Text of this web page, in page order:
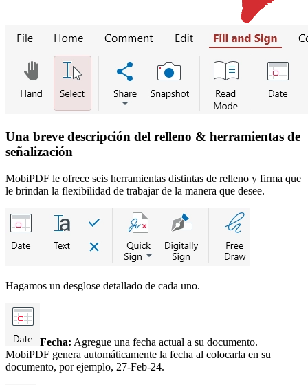
Una breve descripción del relleno & herramientas de
señalización
MobiPDF le ofrece seis herramientas distintas de relleno y firma que
le brindan la flexibilidad de trabajar de la manera que desee.
Hagamos un desglose detallado de cada uno.
Fecha: Agregue una fecha actual a su documento.
MobiPDF genera automáticamente la fecha al colocarla en su
documento, por ejemplo, 27-Feb-24.